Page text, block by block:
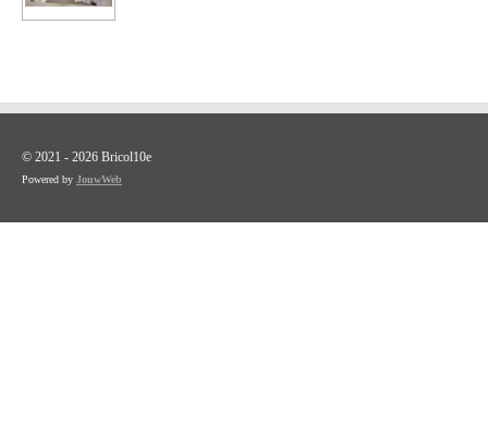
© 2021 - 2026 Bricol10e
Powered by JouwWeb